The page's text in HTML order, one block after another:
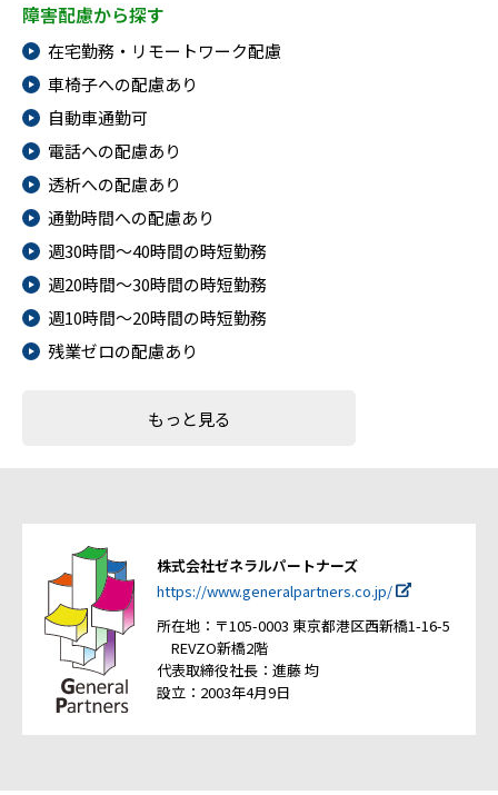
障害配慮から探す
在宅勤務・リモートワーク配慮
車椅子への配慮あり
自動車通勤可
電話への配慮あり
透析への配慮あり
通勤時間への配慮あり
週30時間～40時間の時短勤務
週20時間～30時間の時短勤務
週10時間～20時間の時短勤務
残業ゼロの配慮あり
もっと見る
株式会社ゼネラルパートナーズ
https://www.generalpartners.co.jp/
所在地：〒105-0003 東京都港区西新橋1-16-5
REVZO新橋2階
代表取締役社長：進藤 均
設立：2003年4月9日